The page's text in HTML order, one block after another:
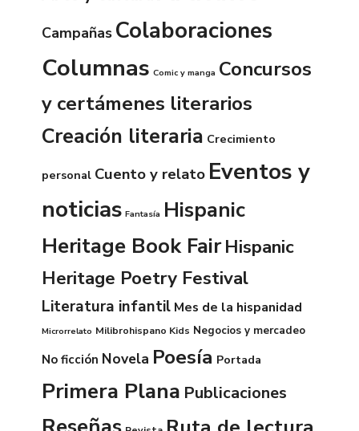
Campañas Colaboraciones
Columnas Comic y manga Concursos
y certámenes literarios
Creación literaria Crecimiento
personal Cuento y relato Eventos y
noticias Fantasía Hispanic
Heritage Book FairHispanic
Heritage Poetry Festival
Literatura infantil Mes de la hispanidad
Microrrelato Milibrohispano Kids Negocios y mercadeo
No ficción Novela Poesía Portada
Primera Plana Publicaciones